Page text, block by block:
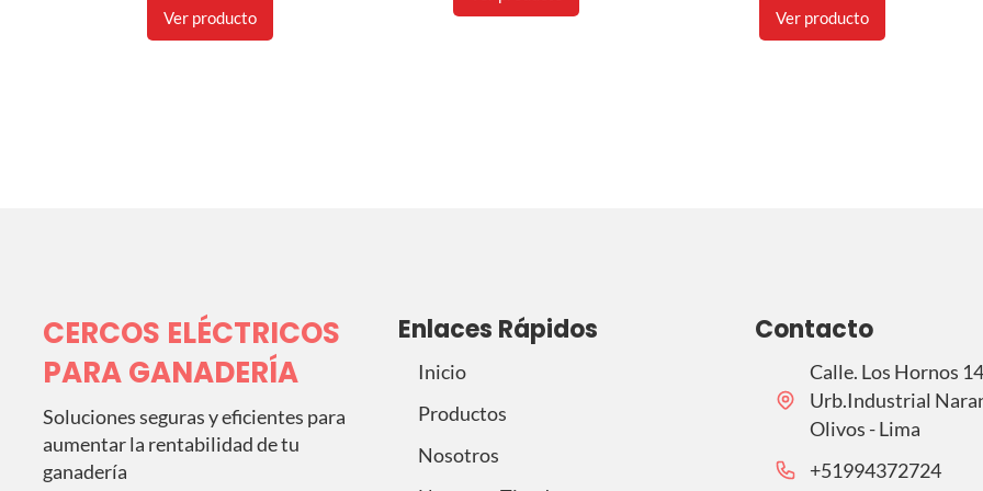
Ver producto Ver producto
CERCOS ELÉCTRICOS
PARA GANADERÍA
Soluciones seguras y eficientes para
aumentar la rentabilidad de tu
ganadería
Enlaces Rápidos
Inicio
Productos
Nosotros
Contacto
Calle. Los Hornos
Urb.Industrial
Olivos - Lima
‪+51994372724‬